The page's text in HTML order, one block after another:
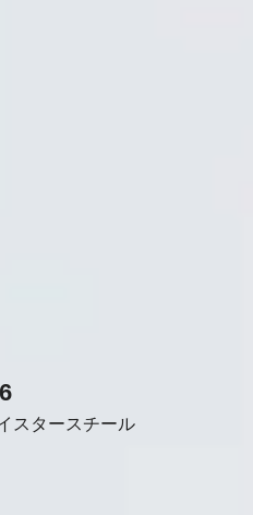
スタースチール